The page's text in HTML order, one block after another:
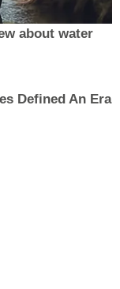
about water
Defined An Era